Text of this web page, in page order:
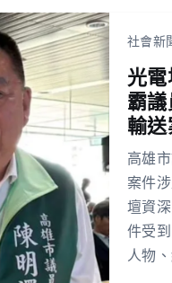
社會新
光電
霸
輸送
高雄
案件
壇資
件受
人物